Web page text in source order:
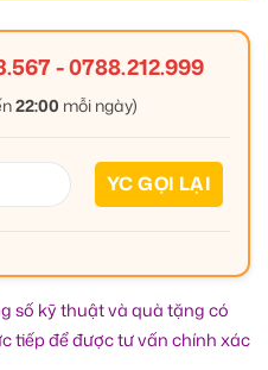
-0788.212.999
22:00 mỗi ngày)
số kỹ thuật và quà tặng có
tiếp để được tư vấn chính xác